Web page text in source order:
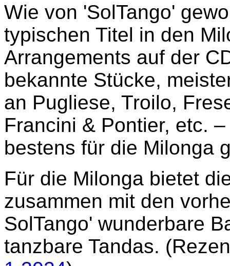
Wie von 'SolTango'
typischen Titel in den
Arrangements auf der
bekannte Stücke,
an Pugliese, Troilo,
Francini & Pontier, etc.
bestens für die Milonga
Für die Milonga bietet
zusammen mit den
SolTango' wunderbare
tanzbare Tandas.